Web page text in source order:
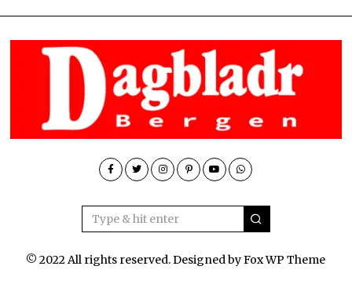
© 2022 All rights reserved. Designed byFox WP Theme